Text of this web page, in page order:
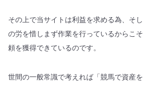
その上で当サイトは利益を求める為、そ
の労を惜しまず作業を行っているからこ
頼を獲得できているのです。
世間の一般常識で考えれば「競馬で資産